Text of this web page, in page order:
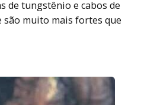
de tungstênio e cabos de
são muito mais fortes que